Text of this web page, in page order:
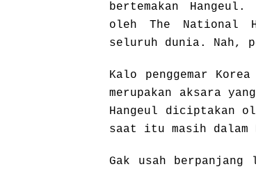
bertemakan Hangeul.
oleh The National
seluruh dunia. Nah,
Kalo penggemar
merupakan aksara
Hangeul diciptakan
saat itu masih dalam
Gak usah